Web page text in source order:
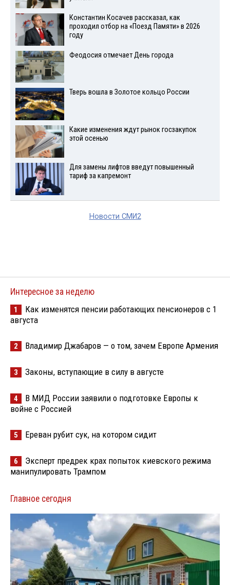
Константин Косачев рассказал, как
проходил отбор на «Поезд Памяти» в 2026
году
Феодосия отмечает День города
Тверь вошла в Золотое кольцо России
Какие изменения ждут рынок госзакупок
этой осенью
Для замены лифтов введут повышенный
тариф за капремонт
Новости СМИ2
Интересное за неделю
1
Как изменятся пенсии работающих пенсионеров с 1
августа
2 Владимир Джабаров — о том, зачем Европе Армения
3 Законы, вступающие в силу в августе
4
В МИД России заявили о подготовке Европы к
войне с Россией
5 Ереван рубит сук, на котором сидит
6
Эксперт предрек крах попыток киевского режима
манипулировать Трампом
Главное сегодня